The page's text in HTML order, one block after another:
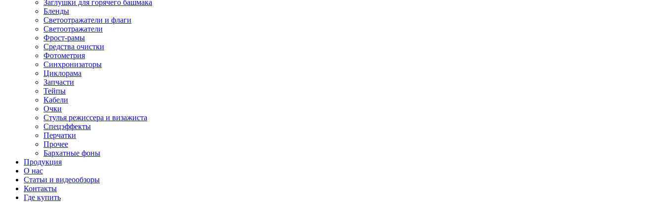
Заглушки для горячего башмака
Бленды
Светоотражатели и флаги
Светоотражатели
Фрост-рамы
Средства очистки
Фотометрия
Синхронизаторы
Циклорама
Запчасти
Тейпы
Кабели
Очки
Стулья режиссера и визажиста
Спецэффекты
Перчатки
Прочее
Бархатные фоны
Продукция
О нас
Статьи и видеообзоры
Контакты
Где купить